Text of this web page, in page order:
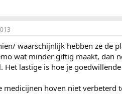
waarschijnlijk hebben ze de
wat minder giftig maakt, dan
Het lastige is hoe je
medicijnen hoven niet verbeterd